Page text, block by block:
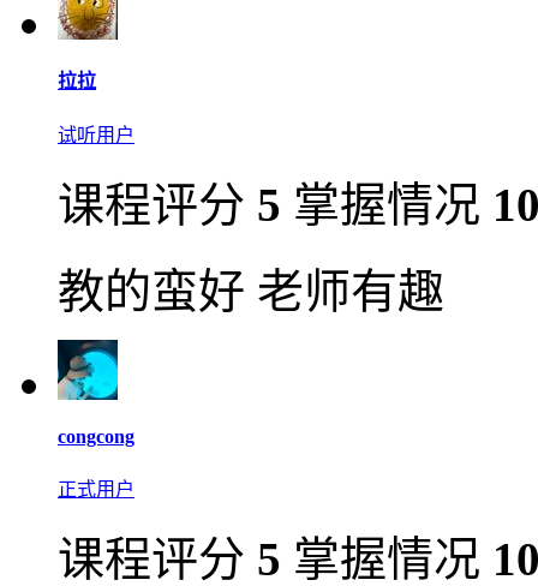
拉拉
试听用户
课程评分 5 掌握情况
教的蛮好 老师有趣
congcong
正式用户
课程评分 5 掌握情况